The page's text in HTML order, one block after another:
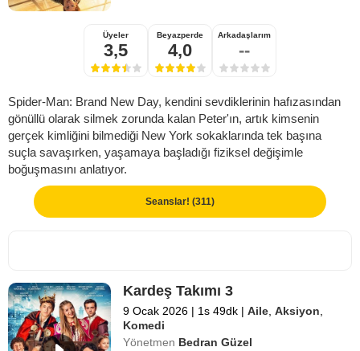
Üyeler
3,5
Beyazperde
4,0
Arkadaşlarım
--
Spider-Man: Brand New Day, kendini sevdiklerinin hafızasından
gönüllü olarak silmek zorunda kalan Peter'ın, artık kimsenin
gerçek kimliğini bilmediği New York sokaklarında tek başına
suçla savaşırken, yaşamaya başladığı fiziksel değişimle
boğuşmasını anlatıyor.
Seanslar! (311)
Kardeş Takımı 3
9 Ocak 2026 | 1s 49dk | Aile ,Aksiyon
Komedi
Yönetmen Bedran Güzel